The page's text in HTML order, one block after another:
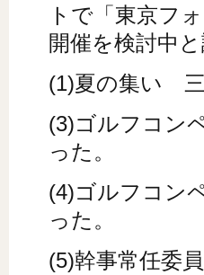
トで「東京フ
開催を検討中
(1)夏の集い 三
(3)ゴルフコン
った。
(4)ゴルフコン
った。
(5)幹事常任委